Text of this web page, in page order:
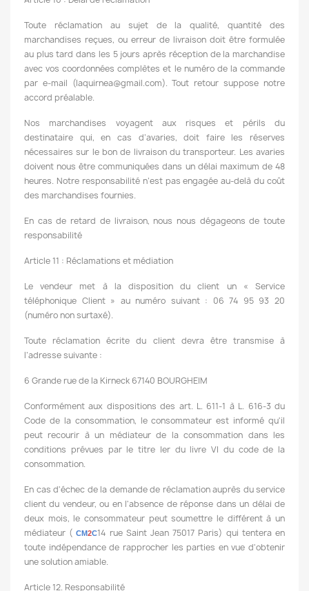
Toute réclamation au sujet de la qualité, quantité des
marchandises reçues, ou erreur de livraison doit être formulée
au plus tard dans les 5 jours après réception de la marchandise
avec vos coordonnées complètes et le numéro de la commande
par e-mail (laquirnea@gmail.com). Tout retour suppose notre
accord préalable.
Nos marchandises voyagent aux risques et périls du
destinataire qui, en cas d’avaries, doit faire les réserves
nécessaires sur le bon de livraison du transporteur. Les avaries
doivent nous être communiquées dans un délai maximum de 48
heures. Notre responsabilité n’est pas engagée au-delà du coût
des marchandises fournies.
En cas de retard de livraison, nous nous dégageons de toute
responsabilité
Article 11 : Réclamations et médiation
Le vendeur met à la disposition du client un « Service
téléphonique Client » au numéro suivant : 06 74 95 93 20
(numéro non surtaxé).
Toute réclamation écrite du client devra être transmise à
l’adresse suivante :
6 Grande rue de la Kirneck 67140 BOURGHEIM
Conformément aux dispositions des art. L. 611-1 à L. 616-3 du
Code de la consommation, le consommateur est informé qu'il
peut recourir à un médiateur de la consommation dans les
conditions prévues par le titre Ier du livre VI du code de la
consommation.
En cas d'échec de la demande de réclamation auprès du service
client du vendeur, ou en l'absence de réponse dans un délai de
deux mois, le consommateur peut soumettre le différent à un
médiateur (CM2C14 rue Saint Jean 75017 Paris) qui tentera en
toute indépendance de rapprocher les parties en vue d'obtenir
une solution amiable.
Article 12. Responsabilité